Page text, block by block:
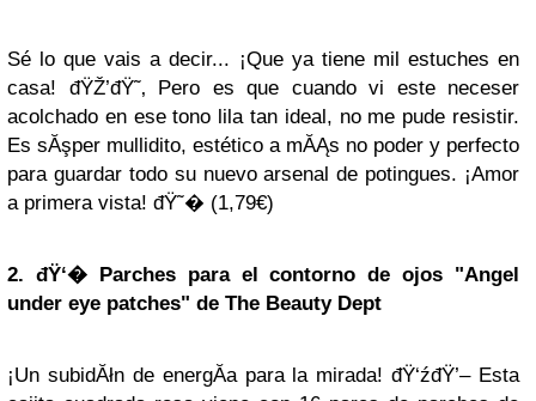
Sé lo que vais a decir... ¡Que ya tiene mil estuches en
casa! đŸŽ’đŸ˜‚ Pero es que cuando vi este neceser
acolchado en ese tono lila tan ideal, no me pude resistir.
Es sĂşper mullidito, estético a mĂĄs no poder y perfecto
para guardar todo su nuevo arsenal de potingues. ¡Amor
a primera vista! đŸ˜� (1,79€)
2. đŸ‘�️ Parches para el contorno de ojos "Angel
under eye patches" de The Beauty Dept
¡Un subidĂłn de energĂ­a para la mirada! đŸ‘źđŸ’– Esta